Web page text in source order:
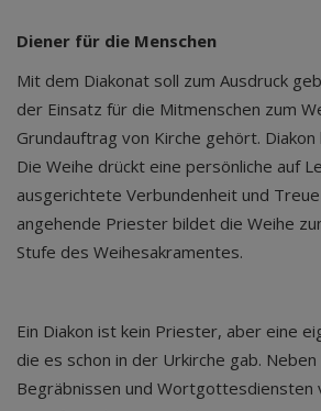
Diener für die Menschen
Mit dem Diakonat soll zum Ausdruck
der Einsatz für die Mitmenschen zum
Grundauftrag von Kirche gehört.
Die Weihe drückt eine persönliche auf
ausgerichtete Verbundenheit und
angehende Priester bildet die Weihe
Stufe des Weihesakramentes.
Ein Diakon ist kein Priester, aber eine
die es schon in der Urkirche gab.
Begräbnissen und Wortgottesdiensten